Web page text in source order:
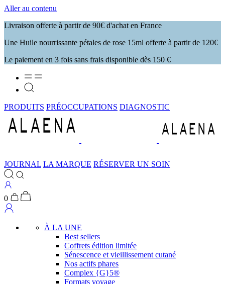
Aller au contenu
Livraison offerte à partir de 90€ d'achat en France
Une Huile nourrissante pétales de rose 15ml offerte à partir de 120€
Le paiement en 3 fois sans frais disponible dès 150 €
PRODUITS PRÉOCCUPATIONS DIAGNOSTIC
JOURNAL LA MARQUE RÉSERVER UN SOIN
0
À LA UNE
Best sellers
Coffrets édition limitée
Sénescence et vieillissement cutané
Nos actifs phares
Complex {G}5®
Formats voyage